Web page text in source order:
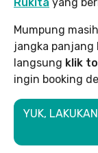
Rukita yang
Mumpung
jangka panjang
langsung klik
ingin booking
YUK,